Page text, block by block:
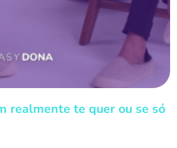
realmente te quer ou se só